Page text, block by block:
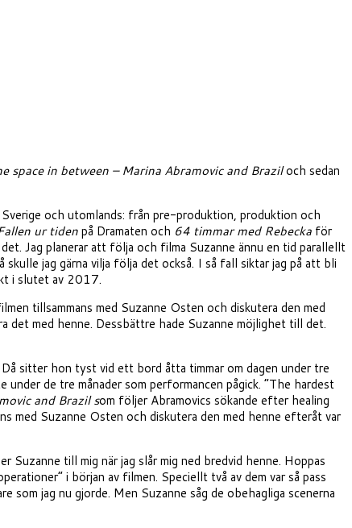
space in between – Marina Abramovic and Braziloch sedan
och utomlands: från pre-produktion, produktion och
ur tidenpå Dramaten och 64 timmar med Rebecka för
Jag planerar att följa och filma Suzanne ännu en tid parallellt
jag gärna vilja följa det också. I så fall siktar jag på att bli
i slutet av 2017.
tillsammans med Suzanne Osten och diskutera den med
det med henne. Dessbättre hade Suzanne möjlighet till det.
sitter hon tyst vid ett bord åtta timmar om dagen under tre
de tre månader som performancen pågick. ”The hardest
and Brazil som följer Abramovics sökande efter healing
med Suzanne Osten och diskutera den med henne efteråt var
till mig när jag slår mig ned bredvid henne. Hoppas
i början av filmen. Speciellt två av dem var så pass
jag nu gjorde. Men Suzanne såg de obehagliga scenerna